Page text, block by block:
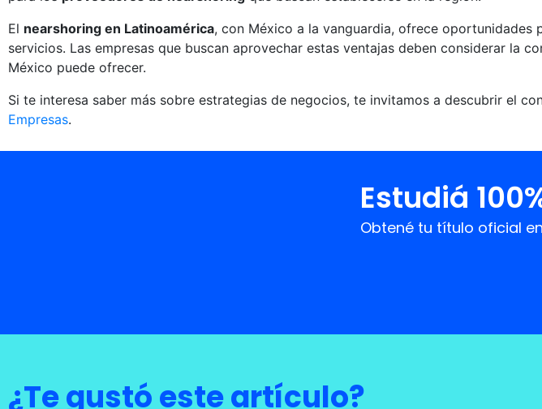
El nearshoring en Latinoamérica, con México a la vanguardia, ofrece oportunidades
servicios. Las empresas que buscan aprovechar estas ventajas deben considerar la
México puede ofrecer.
Si te interesa saber más sobre estrategias de negocios, te invitamos a descubrir el
Empresas.
Estudiá
Obtené tu título oficial
¿Te gustó este artículo?